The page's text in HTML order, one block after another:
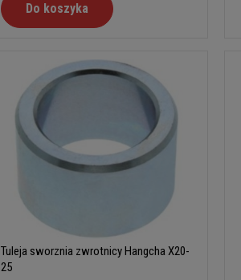
Do koszyka
Tuleja sworznia zwrotnicy Hangcha X20-
25